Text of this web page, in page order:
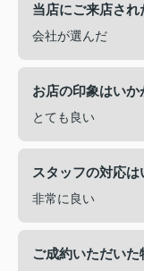
当店にご来店され
会社が選んだ
お店の印象はいか
とても良い
スタッフの対応は
非常に良い
ご成約いただいた